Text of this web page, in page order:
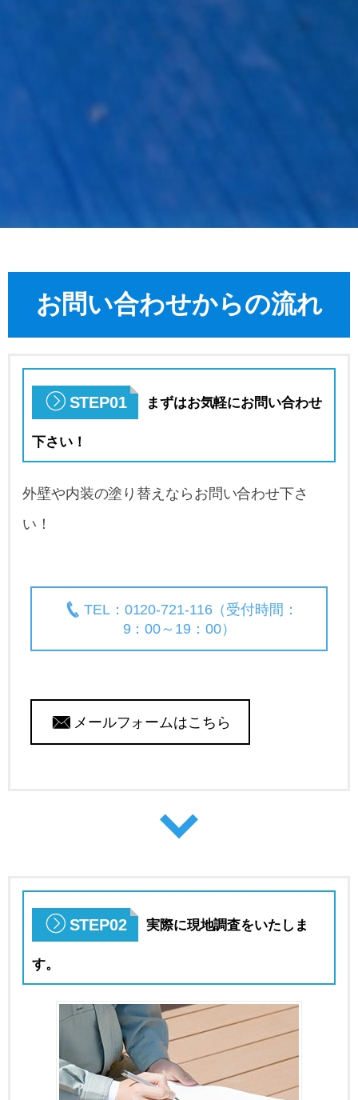
お問い合わせからの流れ
STEP01 まずはお気軽にお問い合わせ
下さい！
外壁や内装の塗り替えならお問い合わせ下さ
い！
TEL：0120-721-116（受付時間：
9：00～19：00）
メールフォームはこちら
STEP02 実際に現地調査をいたしま
す。